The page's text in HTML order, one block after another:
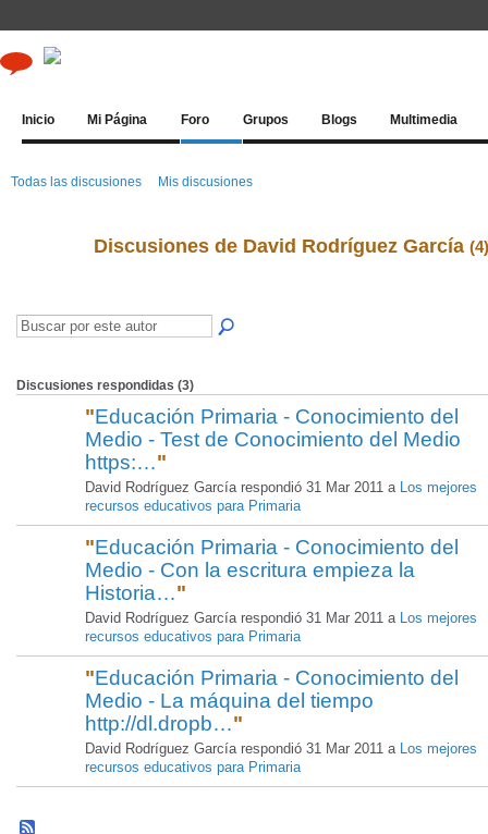
Inicio Mi Página Foro Grupos Blogs Multimedia
Todas las discusiones Mis discusiones
Discusiones de David Rodríguez García (4)
Discusiones respondidas (3)
"Educación Primaria - Conocimiento del
Medio - Test de Conocimiento del Medio
https:…"
David Rodríguez García respondió 31 Mar 2011 a Los mejores
recursos educativos para Primaria
"Educación Primaria - Conocimiento del
Medio - Con la escritura empieza la
Historia…"
David Rodríguez García respondió 31 Mar 2011 a Los mejores
recursos educativos para Primaria
"Educación Primaria - Conocimiento del
Medio - La máquina del tiempo
http://dl.dropb…"
David Rodríguez García respondió 31 Mar 2011 a Los mejores
recursos educativos para Primaria